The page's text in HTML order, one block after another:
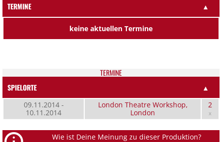
TERMINE
▲
keine aktuellen Termine
TER­MI­NE
SPIELORTE
▲
09.11.2014 -
10.11.2014
London Theatre Workshop,
London
2
x
Wie ist Deine Meinung zu dieser Produktion?